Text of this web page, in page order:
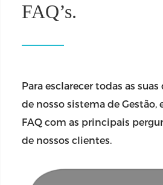
FAQ’s.
Para esclarecer todas as
de nosso sistema de Gestão,
FAQ com as principais
de nossos clientes.